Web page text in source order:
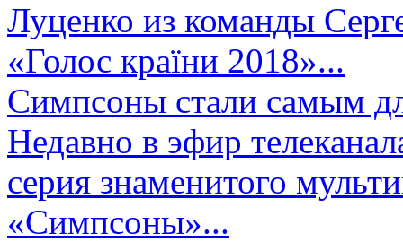
Луценко из команды
«Голос країни 2018»...
Симпсоны стали самым
Недавно в эфир
серия знаменитого
«Симпсоны»...